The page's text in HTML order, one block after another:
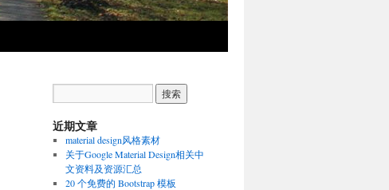
近期文章
material design风格素材
关于Google Material Design相关中
文资料及资源汇总
20 个免费的 Bootstrap 模板